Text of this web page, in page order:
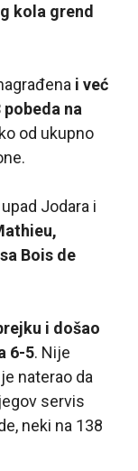
kola grend
i već
na
od ukupno
Jodara i
Bois de
i došao
6-5. Nije
naterao da
servis
neki na 138